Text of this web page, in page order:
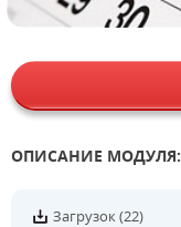
ОПИСАНИЕ МОДУЛЯ:
Загрузок (22)